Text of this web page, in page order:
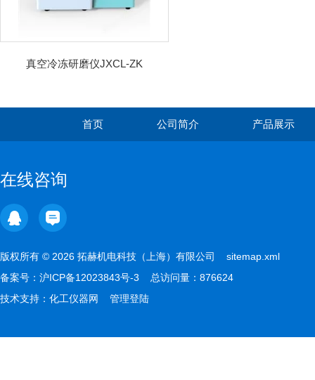
真空冷冻研磨仪JXCL-ZK
首页 公司简介 产品展示
在线咨询
版权所有 © 2026 拓赫机电科技（上海）有限公司 sitemap.xml
备案号： 沪ICP备12023843号-3 总访问量：876624
技术支持： 化工仪器网 管理登陆